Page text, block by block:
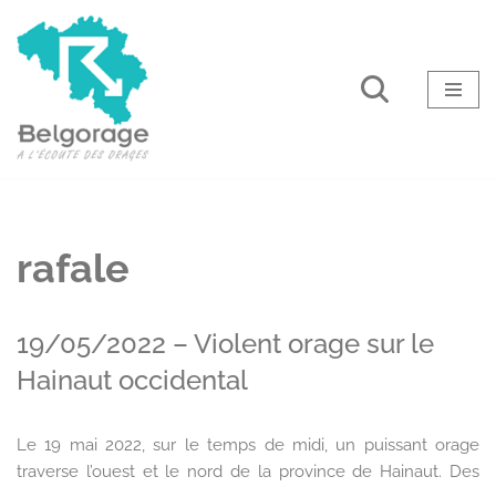
Aller
rafale
19/05/2022 – Violent orage sur le
Hainaut occidental
Le 19 mai 2022, sur le temps de midi, un puissant orage
traverse l’ouest et le nord de la province de Hainaut. Des